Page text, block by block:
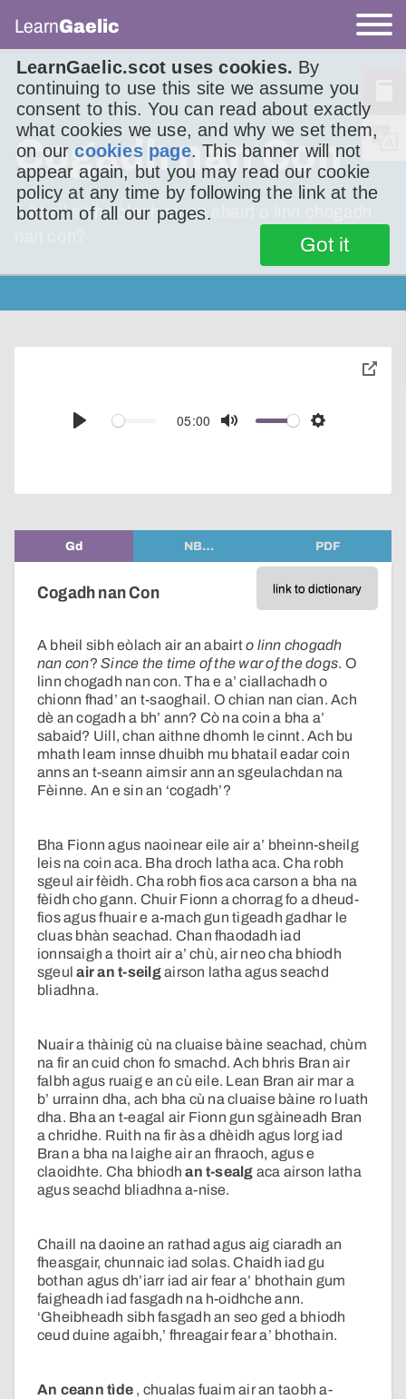
LearnGaelic.scot uses cookies. By
continuing to use this site we assume you
consent to this. You can read about exactly
what cookies we use, and why we set them,
on ourcookies page. This banner will not
appear again, but you may read our cookie
policy at any time by following the link at the
bottom of all our pages.
Got it
LearnGaelic
Cogadh nan Con
A bheil sibh eòlach air an abairt o linn chogadh
Play
05:00
Mute Settings
toggle
Gd NB… PDF
link to dictionary
Cogadh nan Con
A bheil sibh eòlach air an abairto linn chogadh
nan con?Since the time of the war of the dogs. O
linn chogadh nan con. Tha e a’ ciallachadh o
chionn fhad’ an t-saoghail. O chian nan cian. Ach
dè an cogadh a bh’ ann? Cò na coin a bha a’
sabaid? Uill, chan aithne dhomh le cinnt. Ach bu
mhath leam innse dhuibh mu bhatail eadar coin
anns an t-seann aimsir ann an sgeulachdan na
Fèinne. An e sin an ‘cogadh’?
Bha Fionn agus naoinear eile air a’ bheinn-sheilg
leis na coin aca. Bha droch latha aca. Cha robh
sgeul air fèidh. Cha robh fios aca carson a bha na
fèidh cho gann. Chuir Fionn a chorrag fo a dheud-
fios agus fhuair e a-mach gun tigeadh gadhar le
cluas bhàn seachad. Chan fhaodadh iad
ionnsaigh a thoirt air a’ chù, air neo cha bhiodh
sgeulair an t-seilgairson latha agus seachd
bliadhna.
Nuair a thàinig cù na cluaise bàine seachad, chùm
na fir an cuid chon fo smachd. Ach bhris Bran air
falbh agus ruaig e an cù eile. Lean Bran air mar a
b’ urrainn dha, ach bha cù na cluaise bàine ro luath
dha. Bha an t-eagal air Fionn gun sgàineadh Bran
a chridhe. Ruith na fir às a dhèidh agus lorg iad
Bran a bha na laighe air an fhraoch, agus e
claoidhte. Cha bhiodhan t-sealg aca airson latha
agus seachd bliadhna a-nise.
Chaill na daoine an rathad agus aig ciaradh an
fheasgair, chunnaic iad solas. Chaidh iad gu
bothan agus dh’iarr iad air fear a’ bhothain gum
faigheadh iad fasgadh na h-oidhche ann.
‘Gheibheadh sibh fasgadh an seo ged a bhiodh
ceud duine agaibh,’ fhreagair fear a’ bhothain.
An ceann tìde , chualas fuaim air an taobh a-